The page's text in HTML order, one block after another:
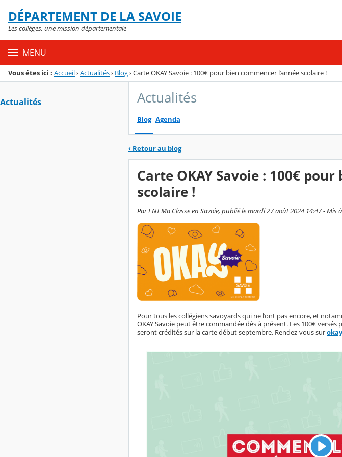
Menu de la rubrique
Contenu
DÉPARTEMENT DE LA SAVOIE
Les collèges, une mission départementale
MENU
Vous êtes ici : Accueil›Actualités› Blog›Carte OKAY Savoie : 100€ pour bien commencer l’année scolaire !
Actualités Actualités
Blog Agenda
‹ Retour au blog
Carte OKAY Savoie : 100€
scolaire !
Par ENT Ma Classe en Savoie, publié le mardi 27 août 2024 14:47 -
Pour tous les collégiens savoyards qui ne l’ont pas encore, et
OKAY Savoie peut être commandée dès à présent. Les 100€
seront crédités sur la carte début septembre. Rendez-vous sur